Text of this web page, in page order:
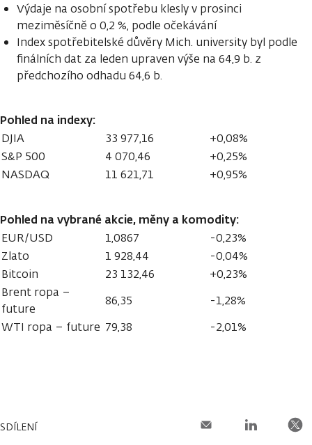
Výdaje na osobní spotřebu klesly v prosinci
meziměsíčně o 0,2 %, podle očekávání
Index spotřebitelské důvěry Mich. university byl podle
finálních dat za leden upraven výše na 64,9 b. z
předchozího odhadu 64,6 b.
Pohled na indexy:
DJIA 33 977,16
+0,08%
S&P 500
4 070,46
+0,25%
NASDAQ
11 621,71 +0,95%
Pohled na vybrané akcie, měny a komodity:
EUR/USD 1,0867
-0,23%
Zlato
1 928,44
-0,04%
Bitcoin
23 132,46
+0,23%
Brent ropa –
future
86,35
-1,28%
WTI ropa – future 79,38 -2,01%
SDÍLENÍ